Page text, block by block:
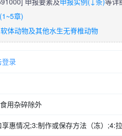
章)
体动物及其他水生无脊椎动物
登录
用杂碎除外
惠情况;3:制作或保存方法（冻）;4: